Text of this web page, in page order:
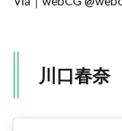
川口春奈